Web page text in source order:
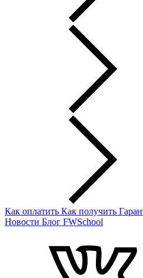
Как оплатить Как получить
Новости Блог FWSchool